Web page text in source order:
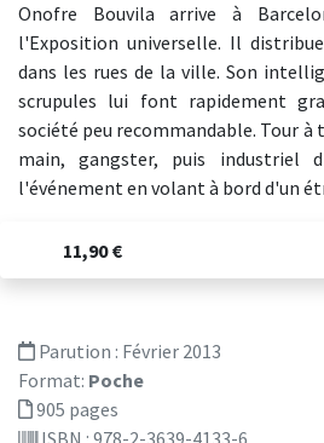
Onofre Bouvila arrive à
l'Exposition universelle. Il
dans les rues de la ville. Son
scrupules lui font rapidement
société peu recommandable. Tour
main, gangster, puis industriel
l'événement en volant à bord d'un
11,90 €
Parution : Février 2013
Format: Poche
905 pages